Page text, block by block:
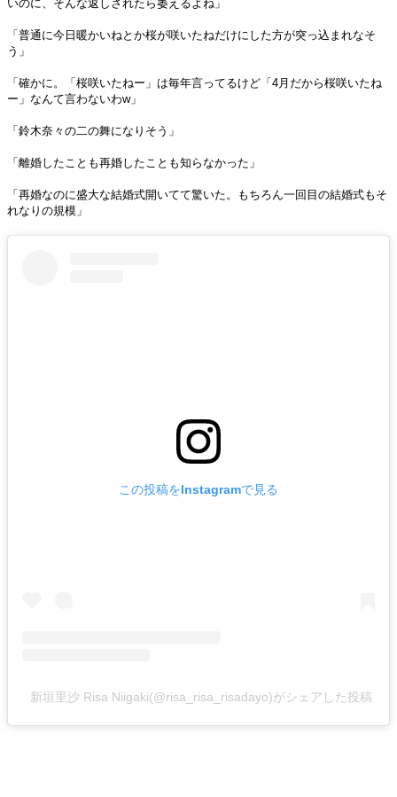
いのに、そんな返しされたら萎えるよね」
「普通に今日暖かいねとか桜が咲いたねだけにした方が突っ込まれなそ
う」
「確かに。「桜咲いたねー」は毎年言ってるけど「4月だから桜咲いたね
ー」なんて言わないわw」
「鈴木奈々の二の舞になりそう」
「離婚したことも再婚したことも知らなかった」
「再婚なのに盛大な結婚式開いてて驚いた。もちろん一回目の結婚式もそ
れなりの規模」
この投稿をInstagramで見る
新垣里沙 Risa Niigaki(@risa_risa_risadayo)がシェアした投稿